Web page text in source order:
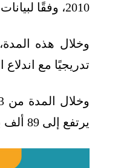
2010، وفقًا لبيانات صادرة عن شركة أبحاث الطاقة ريستاد إنرجي.
وخلال هذه
تدريجيًا مع اندلاع
يرتفع إلى 89 ألف برميل يوميًا في 2024،